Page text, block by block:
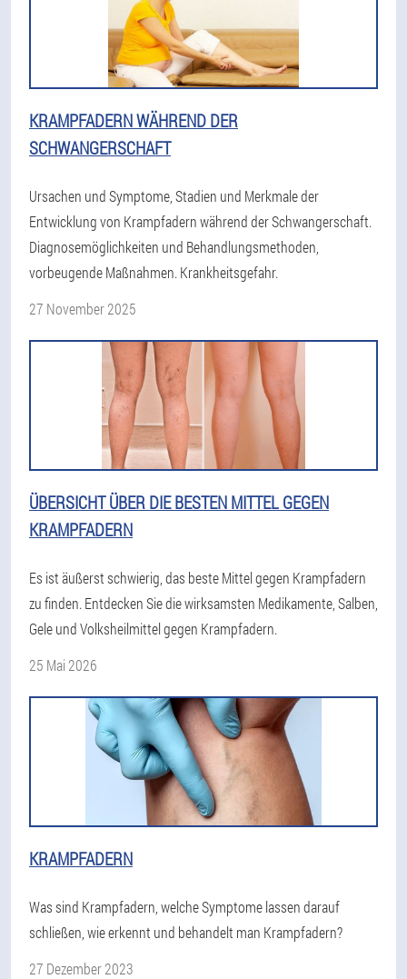
KRAMPFADERN WÄHREND DER
SCHWANGERSCHAFT
Ursachen und Symptome, Stadien und Merkmale der
Entwicklung von Krampfadern während der Schwangerschaft.
Diagnosemöglichkeiten und Behandlungsmethoden,
vorbeugende Maßnahmen. Krankheitsgefahr.
27 November 2025
ÜBERSICHT ÜBER DIE BESTEN MITTEL GEGEN
KRAMPFADERN
Es ist äußerst schwierig, das beste Mittel gegen Krampfadern
zu finden. Entdecken Sie die wirksamsten Medikamente, Salben,
Gele und Volksheilmittel gegen Krampfadern.
25 Mai 2026
KRAMPFADERN
Was sind Krampfadern, welche Symptome lassen darauf
schließen, wie erkennt und behandelt man Krampfadern?
27 Dezember 2023